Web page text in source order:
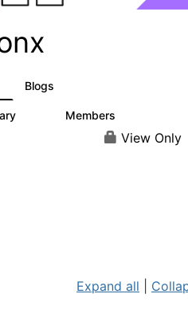
Blogs
Members
View Only
Expand all